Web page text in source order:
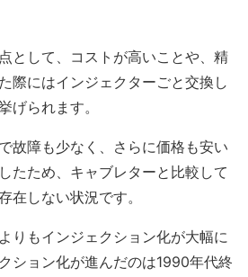
として、コストが高いことや、精
際にはインジェクターごと交換し
げられます。
故障も少なく、さらに価格も安い
たため、キャブレターと比較して
在しない状況です。
りもインジェクション化が大幅に
ション化が進んだのは1990年代終